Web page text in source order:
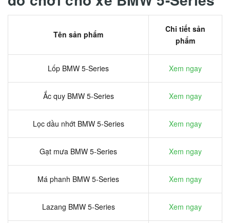
Tên sản phẩm
Chi tiết sản
phẩm
Lốp BMW 5-Series Xem ngay
Ắc quy BMW 5-Series Xem ngay
Lọc dầu nhớt BMW 5-Series Xem ngay
Gạt mưa BMW 5-Series Xem ngay
Má phanh BMW 5-Series Xem ngay
Lazang BMW 5-Series Xem ngay